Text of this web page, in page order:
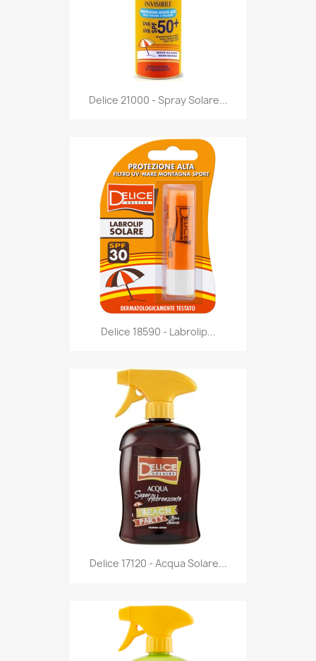
Anteprima
Delice 21000 - Spray Solare...
Anteprima
Delice 18590 - Labrolip...
Anteprima
Delice 17120 - Acqua Solare...